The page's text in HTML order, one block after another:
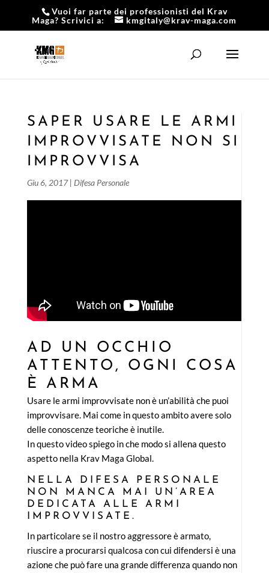
Vuoi far parte dei professionisti del Krav
Maga? Scrivici a:
kmgitaly@krav-maga.com
SAPER USARE LE ARMI
IMPROVVISATE NON SI
IMPROVVISA
Giu 6, 2017| Difesa Personale
AD UN OCCHIO
ATTENTO, OGNI COSA
È ARMA
Usare le armi improvvisate non è un’abilità che puoi
improvvisare. Mai come in questo ambito avere solo
delle conoscenze teoriche è inutile.
In questo video spiego in che modo si allena questo
aspetto nella Krav Maga Global.
NELLA DIFESA PERSONALE
NON MANCA MAI UN’AREA
DEDICATA ALLE ARMI
IMPROVVISATE.
In particolare se il nostro aggressore è armato,
riuscire a procurarsi qualcosa con cui difendersi è una
azione che può fare una grande differenza quando non